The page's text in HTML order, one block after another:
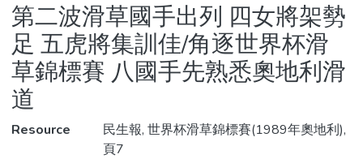
Statistics
第二波滑草國手出列 四女將架勢
足 五虎將集訓佳/角逐世界杯滑
草錦標賽 八國手先熟悉奧地利滑
道
Resource
民生報, 世界杯滑草錦標賽(1989年奧地利),
頁7